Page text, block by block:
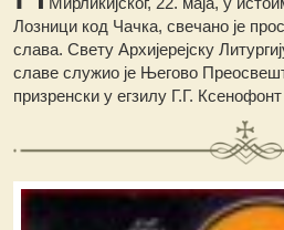
Лозници код Чачка, свечано је
слава. Свету Архијерејску
славе служио је Његово
призренски у егзилу Г.Г. Ксенофонт